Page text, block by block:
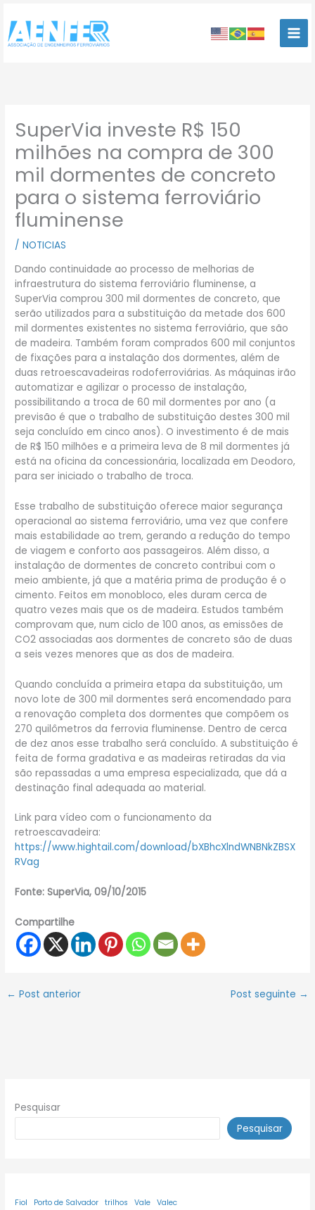
para
conteúdo
SuperVia investe R$ 150
milhões na compra de 300
mil dormentes de concreto
para o sistema ferroviário
fluminense
/NOTICIAS
Dando continuidade ao processo de melhorias de
infraestrutura do sistema ferroviário fluminense, a
SuperVia comprou 300 mil dormentes de concreto, que
serão utilizados para a substituição da metade dos 600
mil dormentes existentes no sistema ferroviário, que são
de madeira. Também foram comprados 600 mil conjuntos
de fixações para a instalação dos dormentes, além de
duas retroescavadeiras rodoferroviárias. As máquinas irão
automatizar e agilizar o processo de instalação,
possibilitando a troca de 60 mil dormentes por ano (a
previsão é que o trabalho de substituição destes 300 mil
seja concluído em cinco anos). O investimento é de mais
de R$ 150 milhões e a primeira leva de 8 mil dormentes já
está na oficina da concessionária, localizada em Deodoro,
para ser iniciado o trabalho de troca.
Esse trabalho de substituição oferece maior segurança
operacional ao sistema ferroviário, uma vez que confere
mais estabilidade ao trem, gerando a redução do tempo
de viagem e conforto aos passageiros. Além disso, a
instalação de dormentes de concreto contribui com o
meio ambiente, já que a matéria prima de produção é o
cimento. Feitos em monobloco, eles duram cerca de
quatro vezes mais que os de madeira. Estudos também
comprovam que, num ciclo de 100 anos, as emissões de
CO2 associadas aos dormentes de concreto são de duas
a seis vezes menores que as dos de madeira.
Quando concluída a primeira etapa da substituição, um
novo lote de 300 mil dormentes será encomendado para
a renovação completa dos dormentes que compõem os
270 quilômetros da ferrovia fluminense. Dentro de cerca
de dez anos esse trabalho será concluído. A substituição é
feita de forma gradativa e as madeiras retiradas da via
são repassadas a uma empresa especializada, que dá a
destinação final adequada ao material.
Link para vídeo com o funcionamento da
retroescavadeira:
https://www.hightail.com/download/bXBhcXlndWNBNkZBSX
RVag
Fonte: SuperVia, 09/10/2015
Compartilhe
← Post anterior Post seguinte →
Pesquisar
Pesquisar
Fiol Porto de Salvador trilhos Vale Valec